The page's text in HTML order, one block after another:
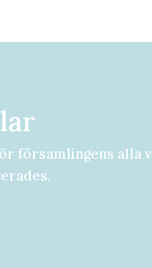
församlingens alla